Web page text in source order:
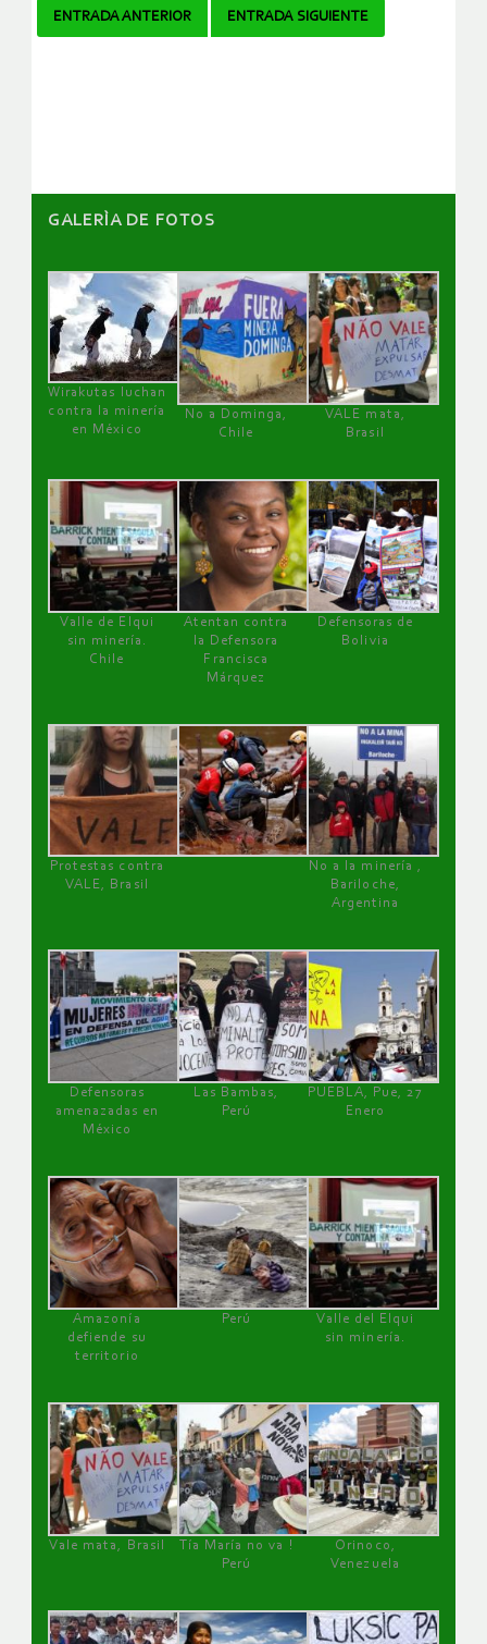
Navegador
ENTRADA ANTERIOR ENTRADA SIGUIENTE
GALERÌA DE FOTOS
Wirakutas luchan
contra la minería
en México
No a Dominga,
Chile
VALE mata,
Brasil
Valle de Elqui
sin minería.
Chile
Atentan contra
la Defensora
Francisca
Márquez
Defensoras de
Bolivia
Protestas contra
VALE, Brasil
No a la minería ,
Bariloche,
Argentina
Defensoras
amenazadas en
México
Las Bambas,
Perú
PUEBLA, Pue, 27
Enero
Amazonía
defiende su
territorio
Perú
Valle del Elqui
sin minería.
Vale mata, Brasil
Tía María no va !
Perú
Orinoco,
Venezuela